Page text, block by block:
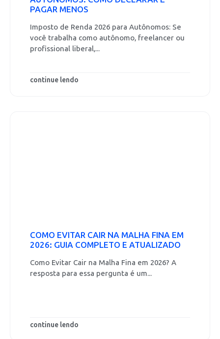
PAGAR MENOS
Imposto de Renda 2026 para Autônomos: Se
você trabalha como autônomo, freelancer ou
profissional liberal,...
continue lendo
COMO EVITAR CAIR NA MALHA FINA EM
2026: GUIA COMPLETO E ATUALIZADO
Como Evitar Cair na Malha Fina em 2026? A
resposta para essa pergunta é um...
continue lendo